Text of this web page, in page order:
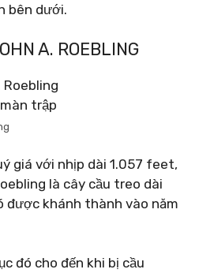
bên dưới.
A. ROEBLING
trập
giá với nhịp dài 1.057 feet,
là cây cầu treo dài
được khánh thành vào năm
đó cho đến khi bị cầu